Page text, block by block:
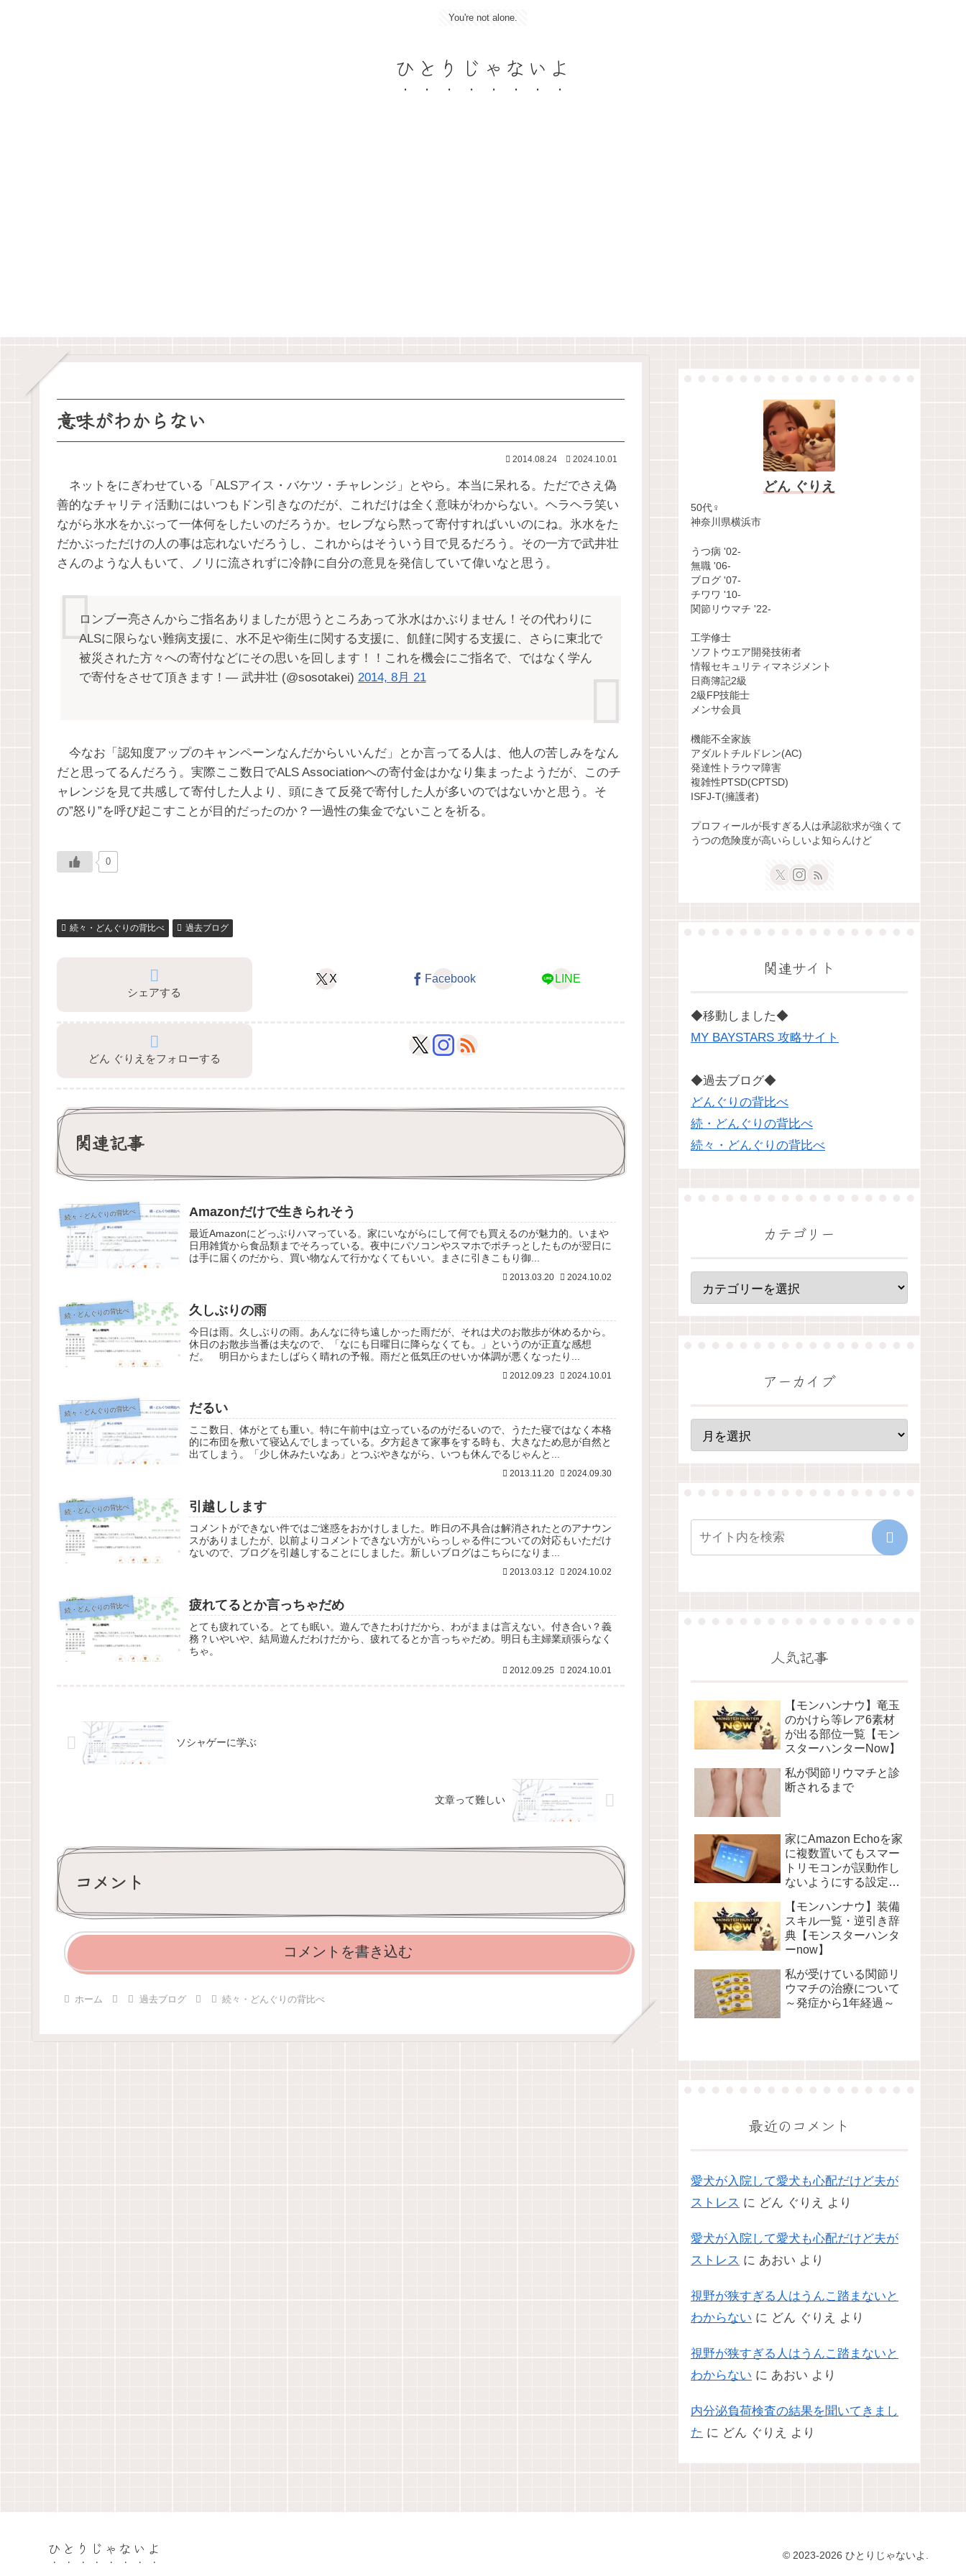
You're not alone.
ひとりじゃないよ
意味がわからない
2014.08.24 2024.10.01
ネットをにぎわせている「ALSアイス・バケツ・チャレンジ」とやら。本当に呆れる。ただでさえ偽
善的なチャリティ活動にはいつもドン引きなのだが、これだけは全く意味がわからない。ヘラヘラ笑い
ながら氷水をかぶって一体何をしたいのだろうか。セレブなら黙って寄付すればいいのにね。氷水をた
だかぶっただけの人の事は忘れないだろうし、これからはそういう目で見るだろう。その一方で武井壮
さんのような人もいて、ノリに流されずに冷静に自分の意見を発信していて偉いなと思う。
ロンブー亮さんからご指名ありましたが思うところあって氷水はかぶりません！その代わりに
ALSに限らない難病支援に、水不足や衛生に関する支援に、飢饉に関する支援に、さらに東北で
被災された方々への寄付などにその思いを回します！！これを機会にご指名で、ではなく学ん
で寄付をさせて頂きます！― 武井壮 (@sosotakei) 2014, 8月 21
今なお「認知度アップのキャンペーンなんだからいいんだ」とか言ってる人は、他人の苦しみをなん
だと思ってるんだろう。実際ここ数日でALS Associationへの寄付金はかなり集まったようだが、このチ
ャレンジを見て共感して寄付した人より、頭にきて反発で寄付した人が多いのではないかと思う。そ
の”怒り”を呼び起こすことが目的だったのか？一過性の集金でないことを祈る。
0
続々・どんぐりの背比べ 過去ブログ
シェアする
X Facebook LINE
どん ぐりえをフォローする
関連記事
続々・どんぐりの背比べ Amazonだけで生きられそう
最近Amazonにどっぷりハマっている。家にいながらにして何でも買えるのが魅力的。いまや
日用雑貨から食品類までそろっている。夜中にパソコンやスマホでポチっとしたものが翌日に
は手に届くのだから、買い物なんて行かなくてもいい。まさに引きこもり御...
2013.03.20 2024.10.02
続・どんぐりの背比べ 久しぶりの雨
今日は雨。久しぶりの雨。あんなに待ち遠しかった雨だが、それは犬のお散歩が休めるから。
休日のお散歩当番は夫なので、「なにも日曜日に降らなくても。」というのが正直な感想
だ。 明日からまたしばらく晴れの予報。雨だと低気圧のせいか体調が悪くなったり...
2012.09.23 2024.10.01
続々・どんぐりの背比べ だるい
ここ数日、体がとても重い。特に午前中は立っているのがだるいので、うたた寝ではなく本格
的に布団を敷いて寝込んでしまっている。夕方起きて家事をする時も、大きなため息が自然と
出てしまう。「少し休みたいなあ」とつぶやきながら、いつも休んでるじゃんと...
2013.11.20 2024.09.30
続・どんぐりの背比べ 引越しします
コメントができない件ではご迷惑をおかけしました。昨日の不具合は解消されたとのアナウン
スがありましたが、以前よりコメントできない方がいらっしゃる件についての対応もいただけ
ないので、ブログを引越しすることにしました。新しいブログはこちらになりま...
2013.03.12 2024.10.02
続・どんぐりの背比べ 疲れてるとか言っちゃだめ
とても疲れている。とても眠い。遊んできたわけだから、わがままは言えない。付き合い？義
務？いやいや、結局遊んだわけだから、疲れてるとか言っちゃだめ。明日も主婦業頑張らなく
ちゃ。
2012.09.25 2024.10.01
ソシャゲーに学ぶ
文章って難しい
コメント
コメントを書き込む
ホーム 過去ブログ 続々・どんぐりの背比べ
どん ぐりえ
50代♀
神奈川県横浜市
うつ病 '02-
無職 '06-
ブログ '07-
チワワ '10-
関節リウマチ '22-
工学修士
ソフトウエア開発技術者
情報セキュリティマネジメント
日商簿記2級
2級FP技能士
メンサ会員
機能不全家族
アダルトチルドレン(AC)
発達性トラウマ障害
複雑性PTSD(CPTSD)
ISFJ-T(擁護者)
プロフィールが長すぎる人は承認欲求が強くて
うつの危険度が高いらしいよ知らんけど
関連サイト
◆移動しました◆
MY BAYSTARS 攻略サイト
◆過去ブログ◆
どんぐりの背比べ
続・どんぐりの背比べ
続々・どんぐりの背比べ
カテゴリー
アーカイブ
人気記事
【モンハンナウ】竜玉
のかけら等レア6素材
が出る部位一覧【モン
スターハンターNow】
私が関節リウマチと診
断されるまで
家にAmazon Echoを家
に複数置いてもスマー
トリモコンが誤動作し
ないようにする設定に
【モンハンナウ】装備
スキル一覧・逆引き辞
典【モンスターハンタ
ーnow】
私が受けている関節リ
ウマチの治療について
～発症から1年経過～
最近のコメント
愛犬が入院して愛犬も心配だけど夫が
ストレス に どん ぐりえ より
愛犬が入院して愛犬も心配だけど夫が
ストレス に あおい より
視野が狭すぎる人はうんこ踏まないと
わからない に どん ぐりえ より
視野が狭すぎる人はうんこ踏まないと
わからない に あおい より
内分泌負荷検査の結果を聞いてきまし
た に どん ぐりえ より
ひとりじゃないよ © 2023-2026 ひとりじゃないよ.